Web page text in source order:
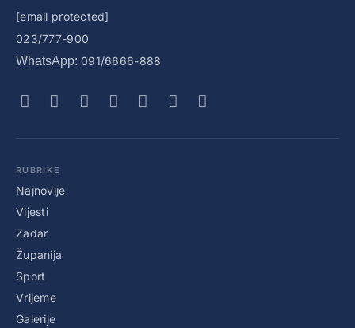
[email protected]
023/777-900
WhatsApp: 091/6666-888
RUBRIKE
Najnovije
Vijesti
Zadar
Županija
Sport
Vrijeme
Galerije